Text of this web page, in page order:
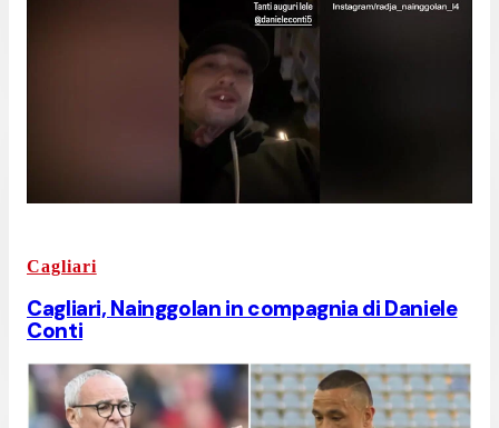
Cagliari
Cagliari, Nainggolan in compagnia di Daniele
Conti